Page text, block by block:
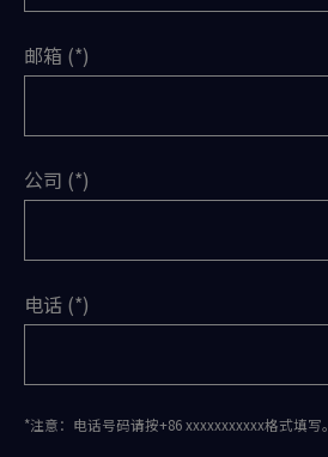
邮箱
公司
电话
*注意：电话号码请按+86 xxxxxxxxxxx格式填写。